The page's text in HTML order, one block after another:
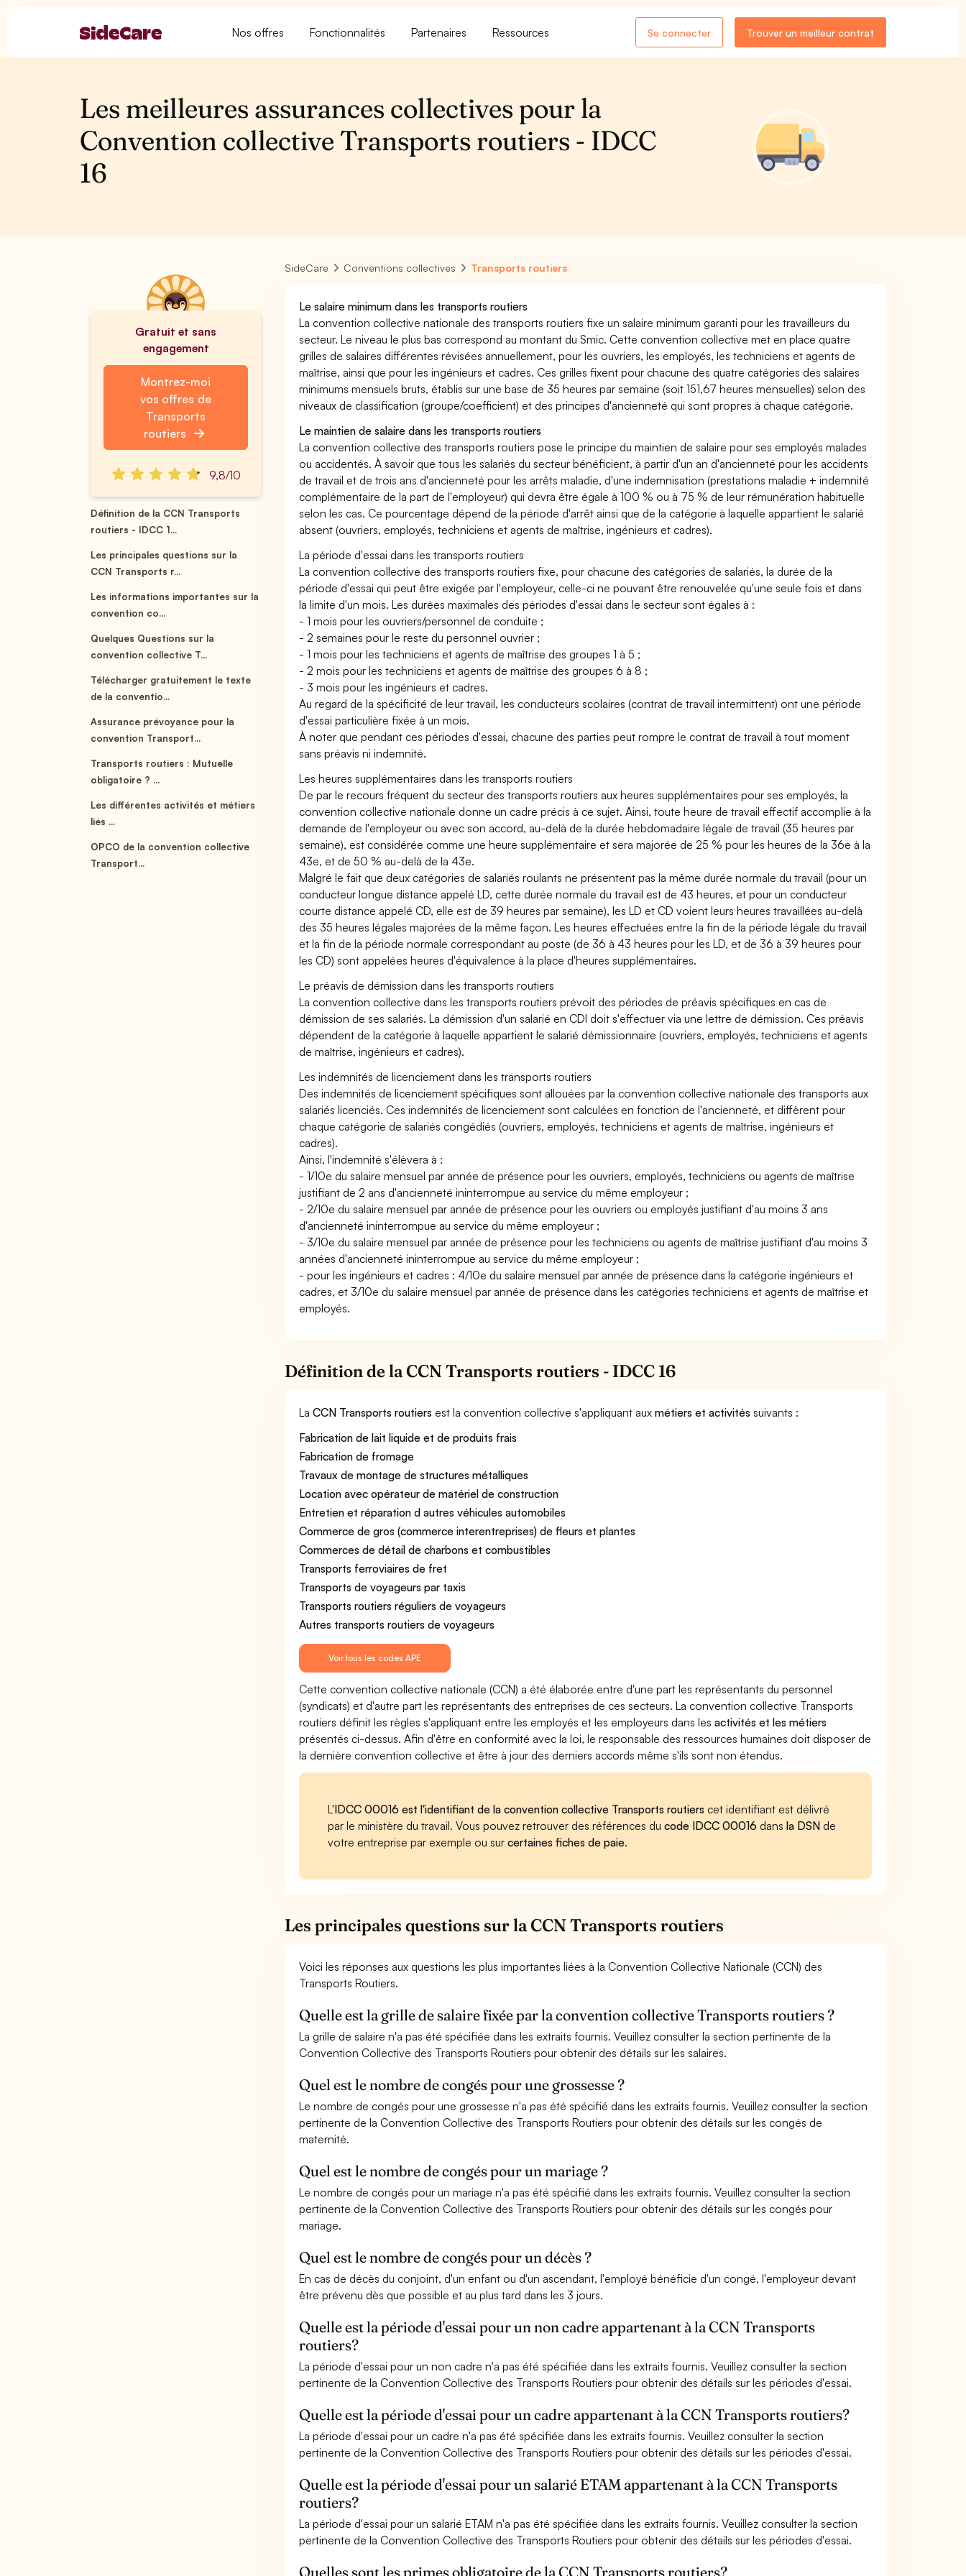
Nos offres Fonctionnalités Partenaires Ressources Se connecter Trouver un meilleur contrat
Les meilleures assurances collectives pour la
Convention collective Transports routiers - IDCC
16
Gratuit et sans
engagement
Montrez-moi
vos offres de
Transports
routiers
9,8/10
Définition de la CCN Transports
routiers - IDCC 1...
Les principales questions sur la
CCN Transports r...
Les informations importantes sur la
convention co...
Quelques Questions sur la
convention collective T...
Télécharger gratuitement le texte
de la conventio...
Assurance prévoyance pour la
convention Transport...
Transports routiers : Mutuelle
obligatoire ? ...
Les différentes activités et métiers
liés ...
OPCO de la convention collective
Transport...
SideCare Conventions collectives Transports routiers
Le salaire minimum dans les transports routiers
La convention collective nationale des transports routiers fixe un salaire minimum garanti pour les travailleurs du
secteur. Le niveau le plus bas correspond au montant du Smic. Cette convention collective met en place quatre
grilles de salaires différentes révisées annuellement, pour les ouvriers, les employés, les techniciens et agents de
maîtrise, ainsi que pour les ingénieurs et cadres. Ces grilles fixent pour chacune des quatre catégories des salaires
minimums mensuels bruts, établis sur une base de 35 heures par semaine (soit 151,67 heures mensuelles) selon des
niveaux de classification (groupe/coefficient) et des principes d'ancienneté qui sont propres à chaque catégorie.
Le maintien de salaire dans les transports routiers
La convention collective des transports routiers pose le principe du maintien de salaire pour ses employés malades
ou accidentés. À savoir que tous les salariés du secteur bénéficient, à partir d'un an d'ancienneté pour les accidents
de travail et de trois ans d'ancienneté pour les arrêts maladie, d'une indemnisation (prestations maladie + indemnité
complémentaire de la part de l'employeur) qui devra être égale à 100 % ou à 75 % de leur rémunération habituelle
selon les cas. Ce pourcentage dépend de la période d'arrêt ainsi que de la catégorie à laquelle appartient le salarié
absent (ouvriers, employés, techniciens et agents de maîtrise, ingénieurs et cadres).
La période d'essai dans les transports routiers
La convention collective des transports routiers fixe, pour chacune des catégories de salariés, la durée de la
période d'essai qui peut être exigée par l'employeur, celle-ci ne pouvant être renouvelée qu'une seule fois et dans
la limite d'un mois. Les durées maximales des périodes d'essai dans le secteur sont égales à :
- 1 mois pour les ouvriers/personnel de conduite ;
- 2 semaines pour le reste du personnel ouvrier ;
- 1 mois pour les techniciens et agents de maîtrise des groupes 1 à 5 ;
- 2 mois pour les techniciens et agents de maîtrise des groupes 6 à 8 ;
- 3 mois pour les ingénieurs et cadres.
Au regard de la spécificité de leur travail, les conducteurs scolaires (contrat de travail intermittent) ont une période
d'essai particulière fixée à un mois.
À noter que pendant ces périodes d'essai, chacune des parties peut rompre le contrat de travail à tout moment
sans préavis ni indemnité.
Les heures supplémentaires dans les transports routiers
De par le recours fréquent du secteur des transports routiers aux heures supplémentaires pour ses employés, la
convention collective nationale donne un cadre précis à ce sujet. Ainsi, toute heure de travail effectif accomplie à la
demande de l'employeur ou avec son accord, au-delà de la durée hebdomadaire légale de travail (35 heures par
semaine), est considérée comme une heure supplémentaire et sera majorée de 25 % pour les heures de la 36e à la
43e, et de 50 % au-delà de la 43e.
Malgré le fait que deux catégories de salariés roulants ne présentent pas la même durée normale du travail (pour un
conducteur longue distance appelé LD, cette durée normale du travail est de 43 heures, et pour un conducteur
courte distance appelé CD, elle est de 39 heures par semaine), les LD et CD voient leurs heures travaillées au-delà
des 35 heures légales majorées de la même façon. Les heures effectuées entre la fin de la période légale du travail
et la fin de la période normale correspondant au poste (de 36 à 43 heures pour les LD, et de 36 à 39 heures pour
les CD) sont appelées heures d'équivalence à la place d'heures supplémentaires.
Le préavis de démission dans les transports routiers
La convention collective dans les transports routiers prévoit des périodes de préavis spécifiques en cas de
démission de ses salariés. La démission d'un salarié en CDI doit s'effectuer via une lettre de démission. Ces préavis
dépendent de la catégorie à laquelle appartient le salarié démissionnaire (ouvriers, employés, techniciens et agents
de maîtrise, ingénieurs et cadres).
Les indemnités de licenciement dans les transports routiers
Des indemnités de licenciement spécifiques sont allouées par la convention collective nationale des transports aux
salariés licenciés. Ces indemnités de licenciement sont calculées en fonction de l'ancienneté, et diffèrent pour
chaque catégorie de salariés congédiés (ouvriers, employés, techniciens et agents de maîtrise, ingénieurs et
cadres).
Ainsi, l'indemnité s'élèvera à :
- 1/10e du salaire mensuel par année de présence pour les ouvriers, employés, techniciens ou agents de maîtrise
justifiant de 2 ans d'ancienneté ininterrompue au service du même employeur ;
- 2/10e du salaire mensuel par année de présence pour les ouvriers ou employés justifiant d'au moins 3 ans
d'ancienneté ininterrompue au service du même employeur ;
- 3/10e du salaire mensuel par année de présence pour les techniciens ou agents de maîtrise justifiant d'au moins 3
années d'ancienneté ininterrompue au service du même employeur ;
- pour les ingénieurs et cadres : 4/10e du salaire mensuel par année de présence dans la catégorie ingénieurs et
cadres, et 3/10e du salaire mensuel par année de présence dans les catégories techniciens et agents de maîtrise et
employés.
Définition de la CCN Transports routiers - IDCC 16
LaCCN Transports routiers est la convention collective s'appliquant auxmétiers et activités suivants :
Fabrication de lait liquide et de produits frais
Fabrication de fromage
Travaux de montage de structures métalliques
Location avec opérateur de matériel de construction
Entretien et réparation d autres véhicules automobiles
Commerce de gros (commerce interentreprises) de fleurs et plantes
Commerces de détail de charbons et combustibles
Transports ferroviaires de fret
Transports de voyageurs par taxis
Transports routiers réguliers de voyageurs
Autres transports routiers de voyageurs
Voir tous les codes APE
Cette convention collective nationale (CCN) a été élaborée entre d'une part les représentants du personnel
(syndicats) et d'autre part les représentants des entreprises de ces secteurs. La convention collective Transports
routiers définit les règles s'appliquant entre les employés et les employeurs dans lesactivités et les métiers
présentés ci-dessus. Afin d'être en conformité avec la loi, le responsable des ressources humaines doit disposer de
la dernière convention collective et être à jour des derniers accords même s'ils sont non étendus.
L'IDCC 00016 est l'identifiant de la convention collective Transports routiers cet identifiant est délivré
par le ministère du travail. Vous pouvez retrouver des références ducode IDCC 00016 dansla DSN de
votre entreprise par exemple ou surcertaines fiches de paie.
Les principales questions sur la CCN Transports routiers
Voici les réponses aux questions les plus importantes liées à la Convention Collective Nationale (CCN) des
Transports Routiers.
Quelle est la grille de salaire fixée par la convention collective Transports routiers ?
La grille de salaire n'a pas été spécifiée dans les extraits fournis. Veuillez consulter la section pertinente de la
Convention Collective des Transports Routiers pour obtenir des détails sur les salaires.
Quel est le nombre de congés pour une grossesse ?
Le nombre de congés pour une grossesse n'a pas été spécifié dans les extraits fournis. Veuillez consulter la section
pertinente de la Convention Collective des Transports Routiers pour obtenir des détails sur les congés de
maternité.
Quel est le nombre de congés pour un mariage ?
Le nombre de congés pour un mariage n'a pas été spécifié dans les extraits fournis. Veuillez consulter la section
pertinente de la Convention Collective des Transports Routiers pour obtenir des détails sur les congés pour
mariage.
Quel est le nombre de congés pour un décès ?
En cas de décès du conjoint, d'un enfant ou d'un ascendant, l'employé bénéficie d'un congé, l'employeur devant
être prévenu dès que possible et au plus tard dans les 3 jours.
Quelle est la période d'essai pour un non cadre appartenant à la CCN Transports
routiers?
La période d'essai pour un non cadre n'a pas été spécifiée dans les extraits fournis. Veuillez consulter la section
pertinente de la Convention Collective des Transports Routiers pour obtenir des détails sur les périodes d'essai.
Quelle est la période d'essai pour un cadre appartenant à la CCN Transports routiers?
La période d'essai pour un cadre n'a pas été spécifiée dans les extraits fournis. Veuillez consulter la section
pertinente de la Convention Collective des Transports Routiers pour obtenir des détails sur les périodes d'essai.
Quelle est la période d'essai pour un salarié ETAM appartenant à la CCN Transports
routiers?
La période d'essai pour un salarié ETAM n'a pas été spécifiée dans les extraits fournis. Veuillez consulter la section
pertinente de la Convention Collective des Transports Routiers pour obtenir des détails sur les périodes d'essai.
Quelles sont les primes obligatoire de la CCN Transports routiers?